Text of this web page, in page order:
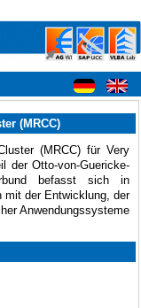
(MRCC)
(MRCC) für Very
der Otto-von-Guericke-
befasst sich in
mit der Entwicklung, der
Anwendungssysteme